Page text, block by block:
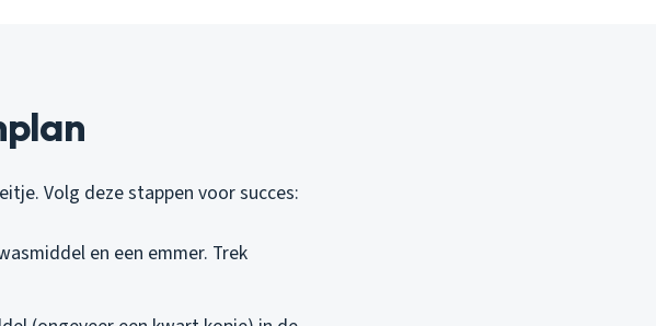
Volg deze stappen voor succes:
en een emmer. Trek